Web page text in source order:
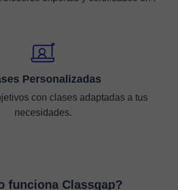
Personalizadas
con clases adaptadas a tus
necesidades.
funciona Classgap?